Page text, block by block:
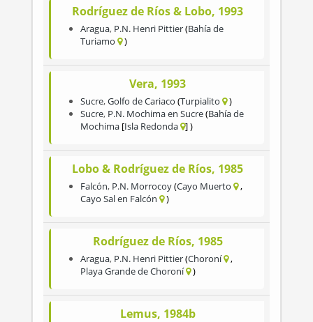
Rodríguez de Ríos & Lobo, 1993
Aragua, P.N. Henri Pittier Bahía de
Turiamo
Vera, 1993
Sucre,Golfo de Cariaco Turpialito
Sucre, P.N. Mochima en Sucre Bahía de
Mochima Isla Redonda
Lobo & Rodríguez de Ríos, 1985
Falcón, P.N. Morrocoy Cayo Muerto
Cayo Sal en Falcón
Rodríguez de Ríos, 1985
Aragua, P.N. Henri Pittier Choroní
Playa Grande de Choroní
Lemus, 1984b